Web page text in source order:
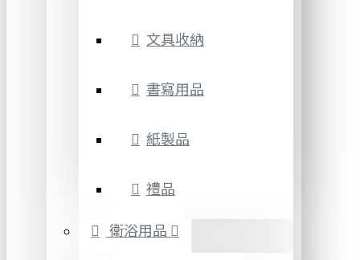
文具收納
書寫用品
紙製品
禮品
衛浴用品